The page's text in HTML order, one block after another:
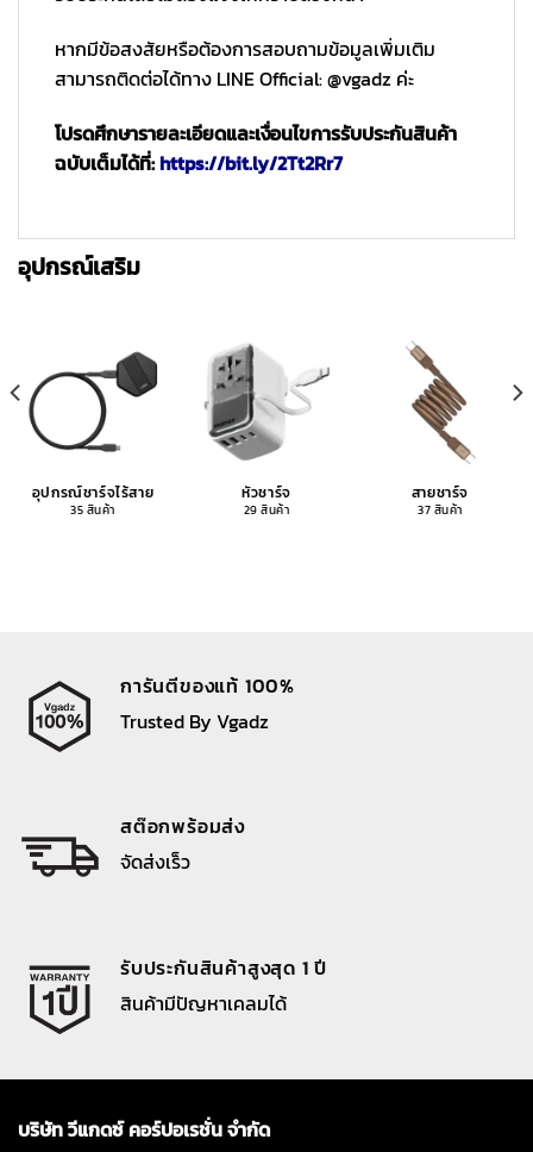
หากมีข้อสงสัยหรือต้องการสอบถามข้อมูลเพิ่มเติม
สามารถติดต่อได้ทาง LINE Official: @vgadz ค่ะ
โปรดศึกษารายละเอียดและเงื่อนไขการรับประกันสินค้า
ฉบับเต็มได้ที่:https://bit.ly/2Tt2Rr7
อุปกรณ์เสริม
อุปกรณ์ชาร์จไร้สาย
35 สินค้า
หัวชาร์จ
29 สินค้า
สายชาร์จ
37 สินค้า
การันตีของแท้ 100%
Trusted By Vgadz
สต๊อกพร้อมส่ง
จัดส่งเร็ว
รับประกันสินค้าสูงสุด 1 ปี
สินค้ามีปัญหาเคลมได้
บริษัท วีแกดซ์ คอร์ปอเรชั่น จำกัด